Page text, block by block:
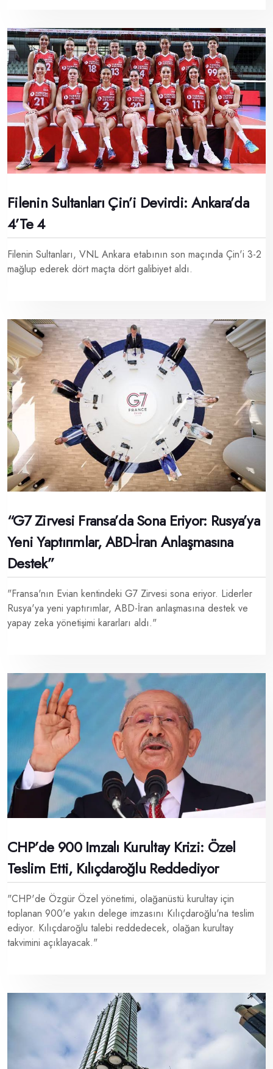
Filenin Sultanları Çin’i Devirdi: Ankara’da
4’te 4
Filenin Sultanları, VNL Ankara etabının son maçında Çin'i 3-2
mağlup ederek dört maçta dört galibiyet aldı.
“G7 Zirvesi Fransa’da Sona Eriyor: Rusya’ya
Yeni Yaptırımlar, ABD-İran Anlaşmasına
Destek”
"Fransa'nın Evian kentindeki G7 Zirvesi sona eriyor. Liderler
Rusya'ya yeni yaptırımlar, ABD-İran anlaşmasına destek ve
yapay zeka yönetişimi kararları aldı."
CHP’de 900 Imzalı Kurultay Krizi: Özel
Teslim Etti, Kılıçdaroğlu Reddediyor
"CHP'de Özgür Özel yönetimi, olağanüstü kurultay için
toplanan 900'e yakın delege imzasını Kılıçdaroğlu'na teslim
ediyor. Kılıçdaroğlu talebi reddedecek, olağan kurultay
takvimini açıklayacak."